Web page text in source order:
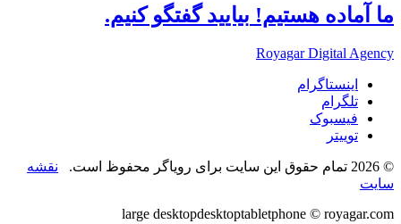
ما آماده هستیم! بیایید گفتگو کنیم.
Royagar Digital Agency
اینستاگرام
تلگرام
فیسبوک
توییتر
© 2026 تمام حقوق این سایت برای رویاگر محفوظ است.
نقشه
سایت
large desktopdesktoptabletphone © royagar.com